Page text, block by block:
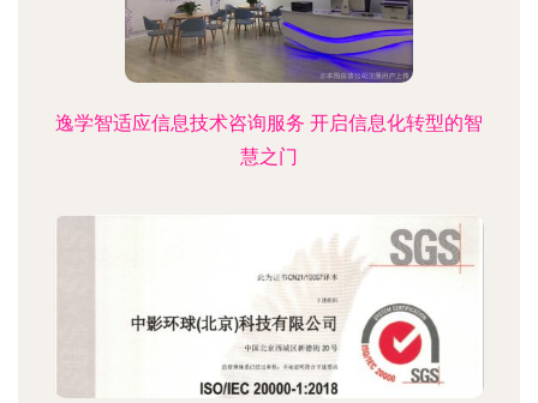
逸学智适应信息技术咨询服务 开启信息化转型的智
慧之门